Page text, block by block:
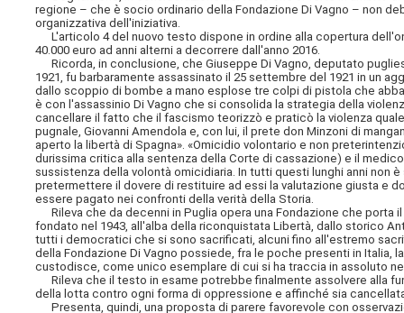
regione – che è socio ordinario della Fondazione Di Vagno – non
organizzativa dell'iniziativa.
L'articolo 4 del nuovo testo dispone in ordine alla copertura
40.000 euro ad anni alterni a decorrere dall'anno 2016.
Ricorda, in conclusione, che Giuseppe Di Vagno, deputato
1921, fu barbaramente assassinato il 25 settembre del 1921 in un
dallo scoppio di bombe a mano esplose tre colpi di pistola che
è con l'assassinio Di Vagno che si consolida la strategia della
cancellare il fatto che il fascismo teorizzò e praticò la violenza
pugnale, Giovanni Amendola e, con lui, il prete don Minzoni di
aperto la libertà di Spagna». «Omicidio volontario e non
durissima critica alla sentenza della Corte di cassazione) e il
sussistenza della volontà omicidiaria. In tutti questi lunghi anni
pretermettere il dovere di restituire ad essi la valutazione giusta e
essere pagato nei confronti della verità della Storia.
Rileva che da decenni in Puglia opera una Fondazione che porta
fondato nel 1943, all'alba della riconquistata Libertà, dallo storico
tutti i democratici che si sono sacrificati, alcuni fino all'estremo
della Fondazione Di Vagno possiede, fra le poche presenti in Italia,
custodisce, come unico esemplare di cui si hatraccia in assoluto
Rileva che il testo in esame potrebbe finalmente assolvere alla
della lotta contro ogni forma di oppressione e affinché sia
Presenta, quindi, una proposta di parere favorevole con